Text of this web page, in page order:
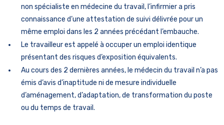
non spécialiste en médecine du travail, l’infirmier a pris
connaissance d’une attestation de suivi délivrée pour un
même emploi dans les 2 années précédant l’embauche.
Le travailleur est appelé à occuper un emploi identique
présentant des risques d’exposition équivalents.
Au cours des 2 dernières années, le médecin du travail n’a pas
émis d’avis d’inaptitude ni de mesure individuelle
d’aménagement, d’adaptation, de transformation du poste
ou du temps de travail.